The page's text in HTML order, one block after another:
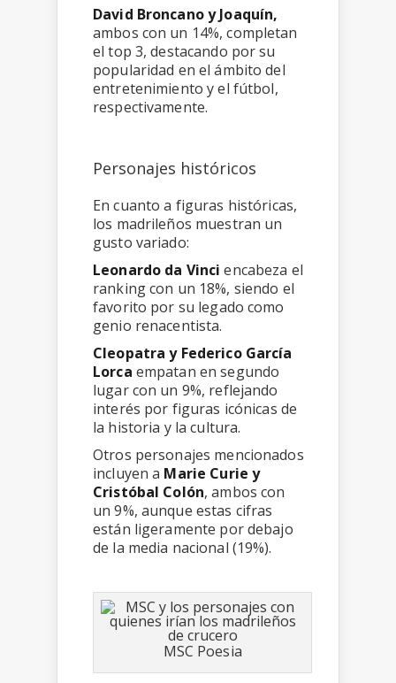
David Broncano y Joaquín,
ambos con un 14%, completan
el top 3, destacando por su
popularidad en el ámbito del
entretenimiento y el fútbol,
respectivamente.
Personajes históricos
En cuanto a figuras históricas,
los madrileños muestran un
gusto variado:
Leonardo da Vinci encabeza el
ranking con un 18%, siendo el
favorito por su legado como
genio renacentista.
Cleopatra y Federico García
Lorca empatan en segundo
lugar con un 9%, reflejando
interés por figuras icónicas de
la historia y la cultura.
Otros personajes mencionados
incluyen a Marie Curie y
Cristóbal Colón, ambos con
un 9%, aunque estas cifras
están ligeramente por debajo
de la media nacional (19%).
MSC Poesia